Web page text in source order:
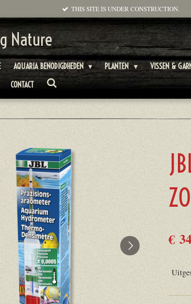
THIS SITE IS UNDER CONSTRUCTION.
Nature
AQUARIA BENODIGDHEDEN PLANTEN VISSEN &
CONTACT
€